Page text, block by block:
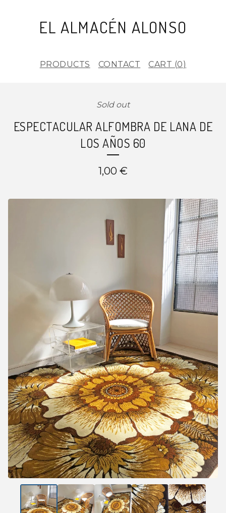
EL ALMACÉN ALONSO
PRODUCTS CONTACT CART (0)
Sold out
ESPECTACULAR ALFOMBRA DE LANA DE
LOS AÑOS 60
1,00 €